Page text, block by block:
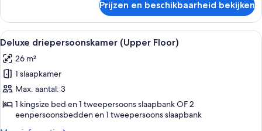
kamer
Prijzen en beschikbaarheid bekijken
Alle
foto's
voor
Deluxe
driepersoonskamer
(Upper
Floor)
Hotelkamer met een groot bed,
5
Deluxe driepersoonskamer (Upper Floor)
26 m²
1 slaapkamer
Max. aantal: 3
1 kingsize bed en 1 tweepersoons slaapbank OF 2
eenpersoonsbedden en 1 tweepersoons slaapbank